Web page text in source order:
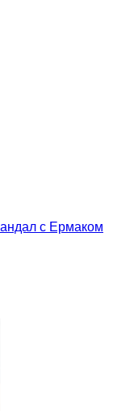
с Ермаком